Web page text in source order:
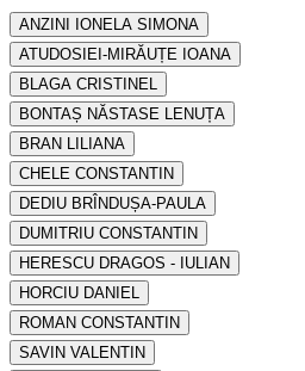
ANZINI IONELA SIMONA
ATUDOSIEI-MIRĂUȚE IOANA
BLAGA CRISTINEL
BONTAȘ NĂSTASE LENUȚA
BRAN LILIANA
CHELE CONSTANTIN
DEDIU BRÎNDUȘA-PAULA
DUMITRIU CONSTANTIN
HERESCU DRAGOS - IULIAN
HORCIU DANIEL
ROMAN CONSTANTIN
SAVIN VALENTIN